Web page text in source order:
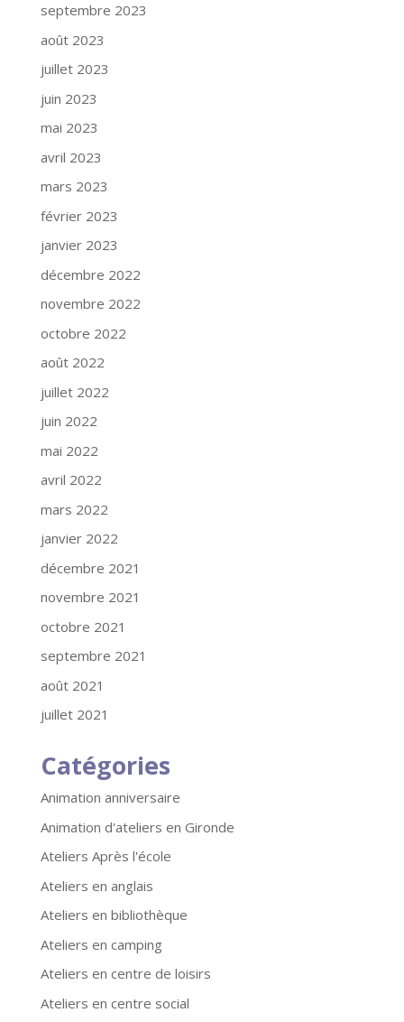
septembre 2023
août 2023
juillet 2023
juin 2023
mai 2023
avril 2023
mars 2023
février 2023
janvier 2023
décembre 2022
novembre 2022
octobre 2022
août 2022
juillet 2022
juin 2022
mai 2022
avril 2022
mars 2022
janvier 2022
décembre 2021
novembre 2021
octobre 2021
septembre 2021
août 2021
juillet 2021
Catégories
Animation anniversaire
Animation d'ateliers en Gironde
Ateliers Après l'école
Ateliers en anglais
Ateliers en bibliothèque
Ateliers en camping
Ateliers en centre de loisirs
Ateliers en centre social